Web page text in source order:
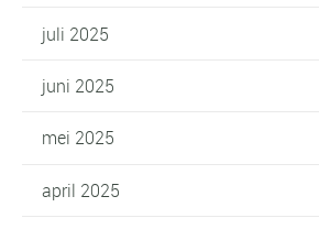
juli 2025
juni 2025
mei 2025
april 2025